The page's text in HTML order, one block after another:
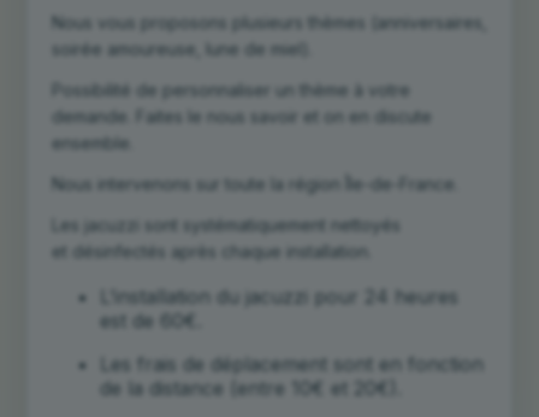
Nous vous proposons plusieurs thèmes (anniversaires,
soirée amoureuse, lune de miel).
Possibilité de personnaliser un thème à votre
demande. Faites le nous savoir et on en discute
ensemble.
Nous intervenons sur toute la région Île-de-France.
Les jacuzzi sont systématiquement nettoyés
et
désinfectés après chaque installation.
L’installation du jacuzzi pour 24 heures
est de 60€.
Les frais de déplacement sont en fonction
de la distance (entre 10€ et 20€).